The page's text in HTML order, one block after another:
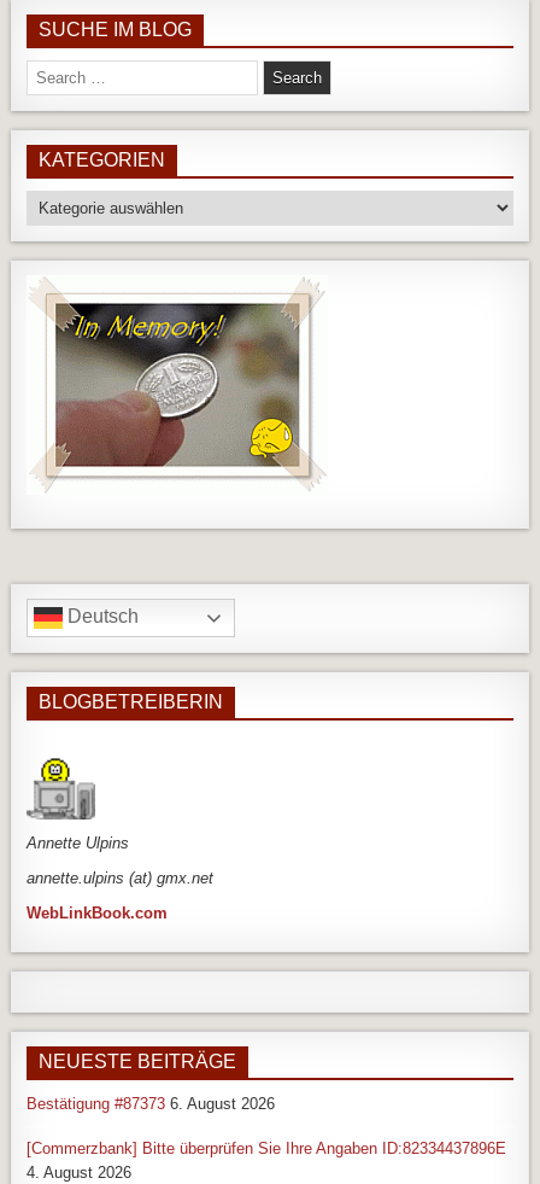
SUCHE IM BLOG
Search
for:
KATEGORIEN
Kategorien
Deutsch
BLOGBETREIBERIN
Annette Ulpins
annette.ulpins (at) gmx.net
WebLinkBook.com
NEUESTE BEITRÄGE
Bestätigung #87373 6. August 2026
[Commerzbank] Bitte überprüfen Sie Ihre Angaben ID:82334437896E
4. August 2026